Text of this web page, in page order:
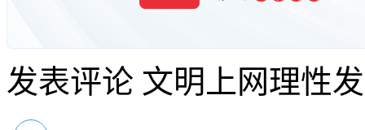
发表评论 文明上网理性